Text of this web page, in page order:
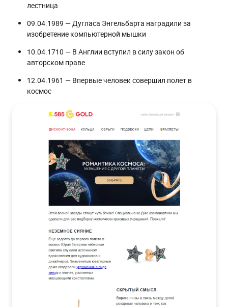
лестница
09.04.1989 — Дугласа Энгельбарта наградили за
изобретение компьютерной мышки
10.04.1710 — В Англии вступил в силу закон об
авторском праве
12.04.1961 — Впервые человек совершил полет в
космос